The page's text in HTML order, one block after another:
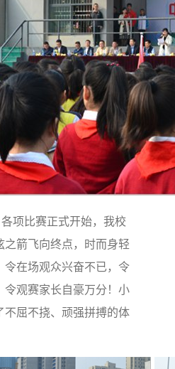
项比赛正式开始，我校
箭飞向终点，时而身轻
令在场观众兴奋不已，令
令观赛家长自豪万分！小
不屈不挠、顽强拼搏的体